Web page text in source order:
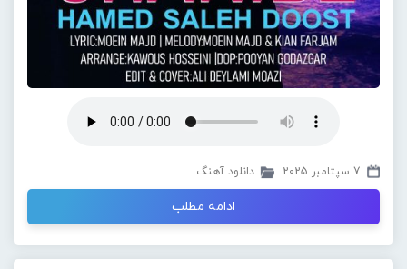
7 سپتامبر 2025 دانلود آهنگ
ادامه مطلب